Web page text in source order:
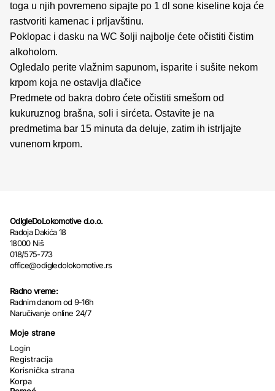
toga u njih povremeno sipajte po 1 dl sone kiseline koja će
rastvoriti kamenac i prljavštinu.
Poklopac i dasku na WC šolji najbolje ćete očistiti čistim
alkoholom.
Ogledalo perite vlažnim sapunom, isparite i sušite nekom
krpom koja ne ostavlja dlačice
Predmete od bakra dobro ćete očistiti smešom od
kukuruznog brašna, soli i sirćeta. Ostavite je na
predmetima bar 15 minuta da deluje, zatim ih istrljajte
vunenom krpom.
OdIgleDoLokomotive d.o.o.
Radoja Dakića 18
18000 Niš
018/575-773
office@odigledolokomotive.rs
Radno vreme:
Radnim danom od 9-16h
Naručivanje online 24/7
Moje strane
Login
Registracija
Korisnička strana
Korpa